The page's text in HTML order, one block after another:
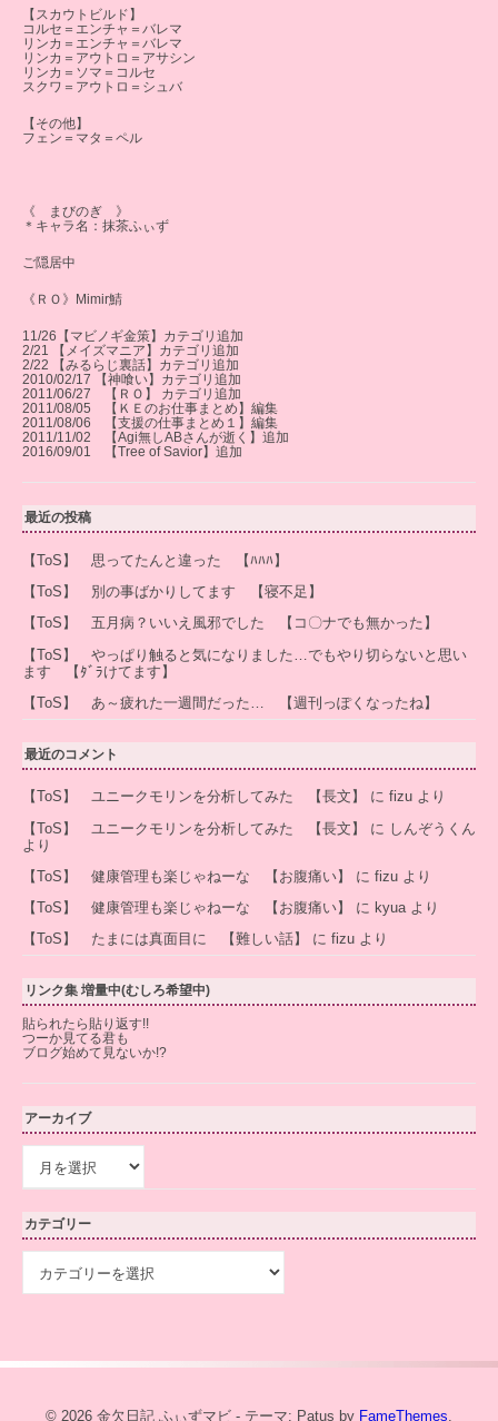
【スカウトビルド】
コルセ＝エンチャ＝バレマ
リンカ＝エンチャ＝バレマ
リンカ＝アウトロ＝アサシン
リンカ＝ソマ＝コルセ
スクワ＝アウトロ＝シュバ
【その他】
フェン＝マタ＝ペル
《 まびのぎ 》
＊キャラ名：抹茶ふぃず
ご隠居中
《ＲＯ》Mimir鯖
11/26【マビノギ金策】カテゴリ追加
2/21 【メイズマニア】カテゴリ追加
2/22 【みるらじ裏話】カテゴリ追加
2010/02/17 【神喰い】カテゴリ追加
2011/06/27 【ＲＯ】 カテゴリ追加
2011/08/05 【ＫＥのお仕事まとめ】編集
2011/08/06 【支援の仕事まとめ１】編集
2011/11/02 【Agi無しABさんが逝く】追加
2016/09/01 【Tree of Savior】追加
最近の投稿
【ToS】 思ってたんと違った 【ﾊﾊﾊ】
【ToS】 別の事ばかりしてます 【寝不足】
【ToS】 五月病？いいえ風邪でした 【コ〇ナでも無かった】
【ToS】 やっぱり触ると気になりました…でもやり切らないと思い
ます 【ﾀﾞﾗけてます】
【ToS】 あ～疲れた一週間だった… 【週刊っぽくなったね】
最近のコメント
【ToS】 ユニークモリンを分析してみた 【長文】 に fizu より
【ToS】 ユニークモリンを分析してみた 【長文】
に しんぞうくん
より
【ToS】 健康管理も楽じゃねーな 【お腹痛い】
に fizu より
【ToS】 健康管理も楽じゃねーな 【お腹痛い】
に kyuaより
【ToS】 たまには真面目に 【難しい話】
に fizu より
リンク集 増量中(むしろ希望中)
貼られたら貼り返す!!
つーか見てる君も
ブログ始めて見ないか!?
アーカイブ
イ
ブ
カテゴリー
© 2026 金欠日記 ふぃずマビ - テーマ: Patus by FameThemes.